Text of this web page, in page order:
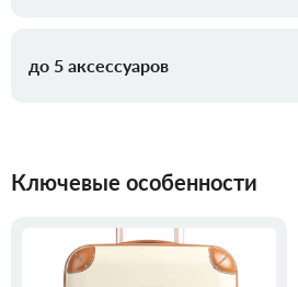
до 5 аксессуаров
Ключевые особенности